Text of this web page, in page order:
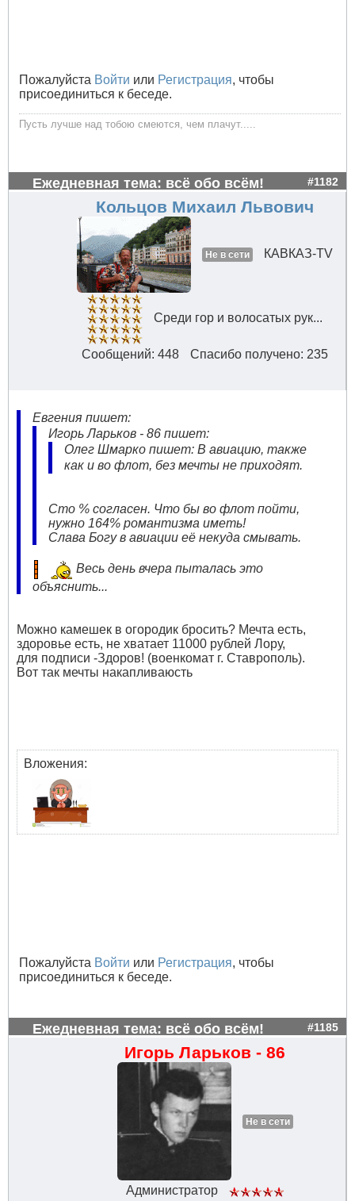
Пожалуйста Войти или Регистрация, чтобы
присоединиться к беседе.
Пусть лучше над тобою смеются, чем плачут.....
Ежедневная тема: всё обо всём! #1182
Кольцов Михаил Львович
Не в сети КАВКАЗ-TV
Среди гор и волосатых рук...
Сообщений: 448 Спасибо получено: 235
Евгения пишет:
Игорь Ларьков - 86 пишет:
Олег Шмарко пишет: В авиацию, также
как и во флот, без мечты не приходят.
Сто % согласен. Что бы во флот пойти,
нужно 164% романтизма иметь!
Слава Богу в авиации её некуда смывать.
Весь день вчера пыталась это
объяснить...
Можно камешек в огородик бросить? Мечта есть,
здоровье есть, не хватает 11000 рублей Лору,
для подписи -Здоров! (военкомат г. Ставрополь).
Вот так мечты накапливаюсть
Вложения:
Пожалуйста Войти или Регистрация, чтобы
присоединиться к беседе.
Ежедневная тема: всё обо всём! #1185
Игорь Ларьков - 86
Не в сети
Администратор